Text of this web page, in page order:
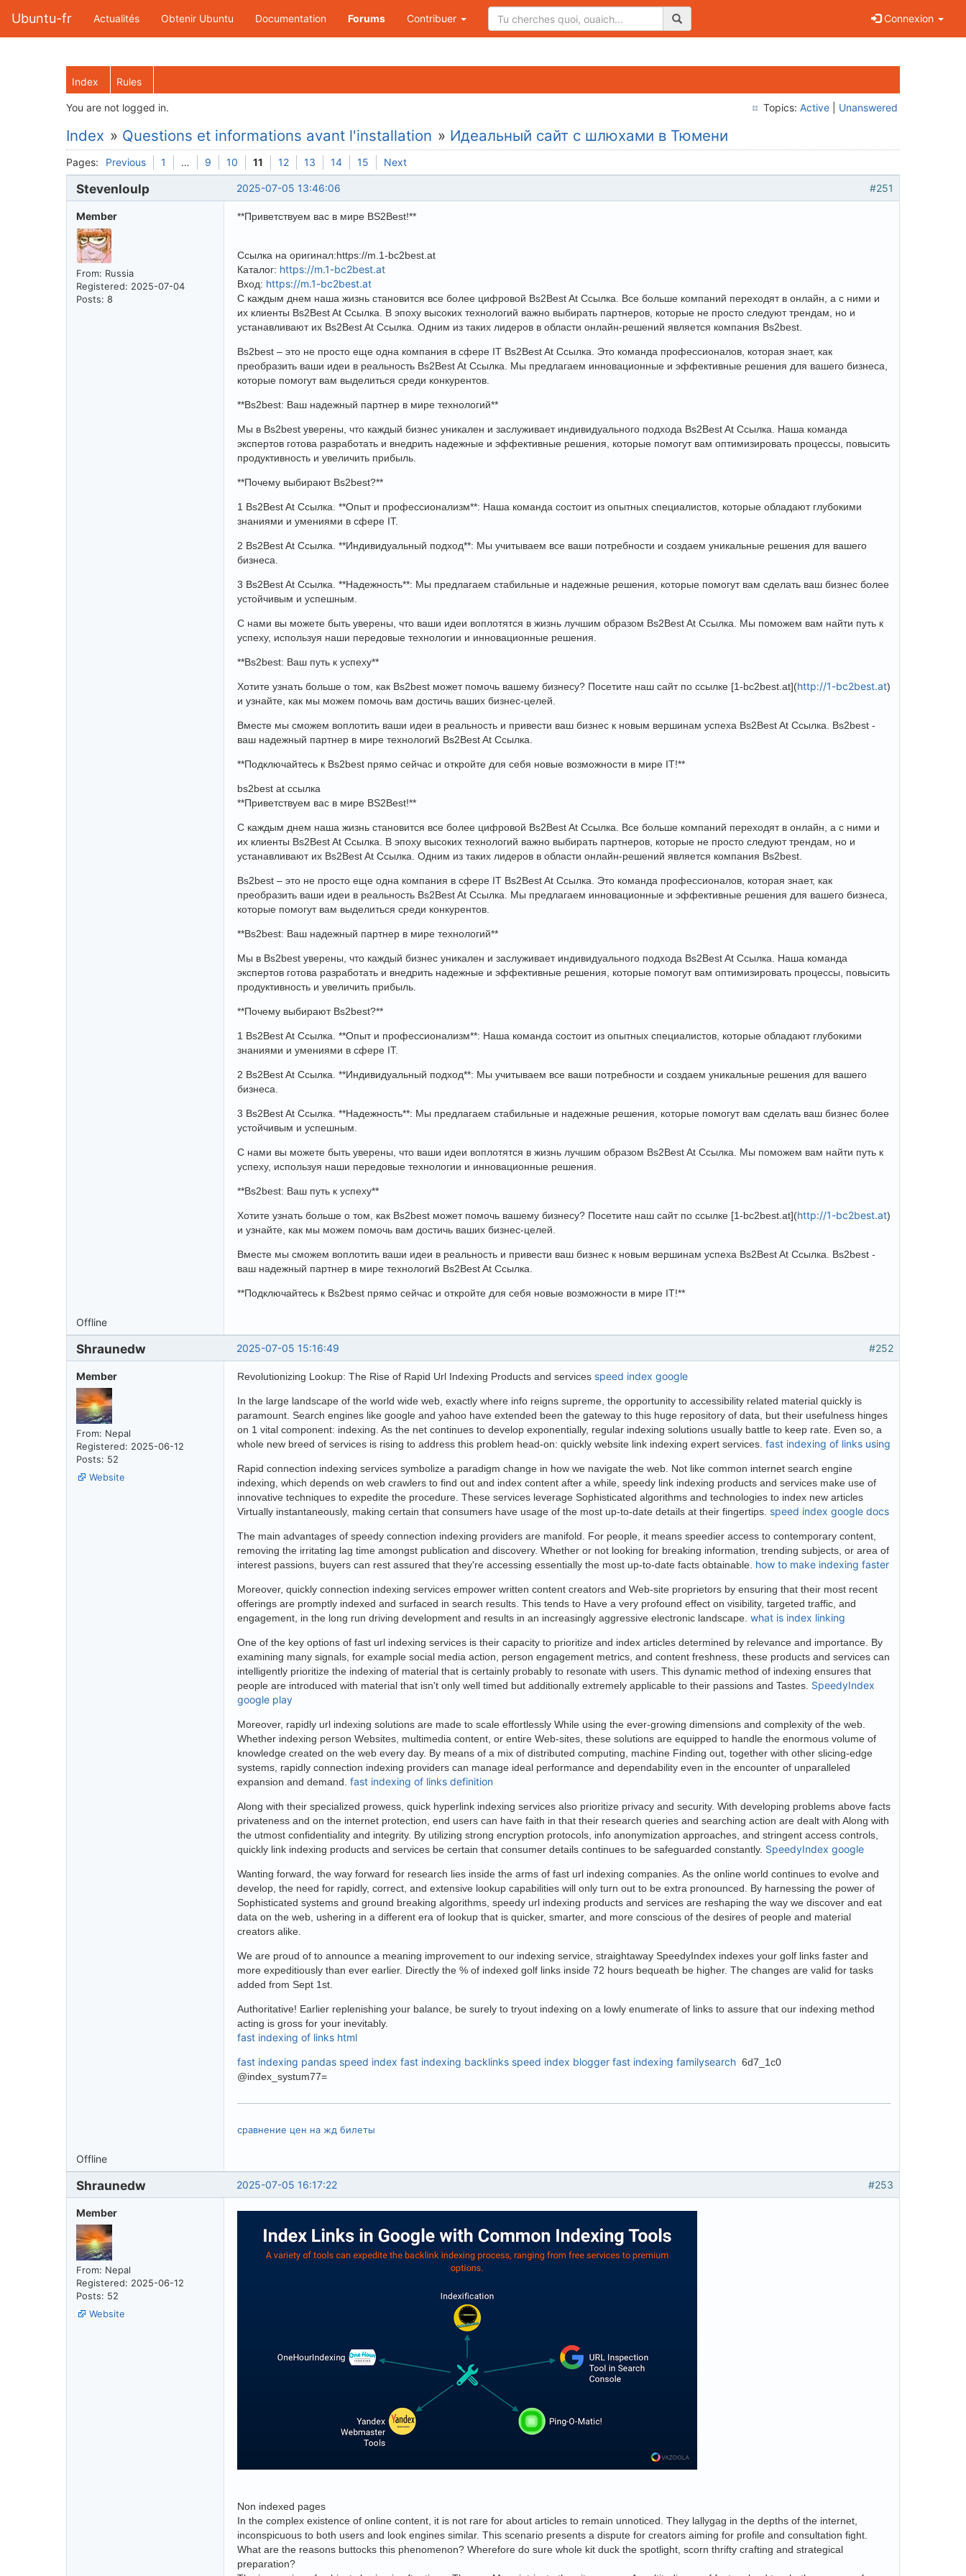
Ubuntu-fr Actualités Obtenir Ubuntu Documentation Forums Contribuer Connexion
Index Rules
You are not logged in. Topics: Active Unanswered
Index » Questions et informations avant l'installation » Идеальный сайт с шлюхами в Тюмени
Pages: Previous 1 … 9 10 11 12 13 14 15 Next
#251
2025-07-05 13:46:06
Stevenloulp
Member
From: Russia
Registered: 2025-07-04
Posts: 8
**Приветствуем вас в мире BS2Best!**
Ссылка на оригинал:https://m.1-bc2best.at
Каталог: https://m.1-bc2best.at
Вход: https://m.1-bc2best.at
С каждым днем наша жизнь становится все более цифровой Bs2Best At Ссылка. Все больше компаний переходят в онлайн, а с ними и
их клиенты Bs2Best At Ссылка. В эпоху высоких технологий важно выбирать партнеров, которые не просто следуют трендам, но и
устанавливают их Bs2Best At Ссылка. Одним из таких лидеров в области онлайн-решений является компания Bs2best.
Bs2best – это не просто еще одна компания в сфере IT Bs2Best At Ссылка. Это команда профессионалов, которая знает, как
преобразить ваши идеи в реальность Bs2Best At Ссылка. Мы предлагаем инновационные и эффективные решения для вашего бизнеса,
которые помогут вам выделиться среди конкурентов.
**Bs2best: Ваш надежный партнер в мире технологий**
Мы в Bs2best уверены, что каждый бизнес уникален и заслуживает индивидуального подхода Bs2Best At Ссылка. Наша команда
экспертов готова разработать и внедрить надежные и эффективные решения, которые помогут вам оптимизировать процессы, повысить
продуктивность и увеличить прибыль.
**Почему выбирают Bs2best?**
1 Bs2Best At Ссылка. **Опыт и профессионализм**: Наша команда состоит из опытных специалистов, которые обладают глубокими
знаниями и умениями в сфере IT.
2 Bs2Best At Ссылка. **Индивидуальный подход**: Мы учитываем все ваши потребности и создаем уникальные решения для вашего
бизнеса.
3 Bs2Best At Ссылка. **Надежность**: Мы предлагаем стабильные и надежные решения, которые помогут вам сделать ваш бизнес более
устойчивым и успешным.
С нами вы можете быть уверены, что ваши идеи воплотятся в жизнь лучшим образом Bs2Best At Ссылка. Мы поможем вам найти путь к
успеху, используя наши передовые технологии и инновационные решения.
**Bs2best: Ваш путь к успеху**
Хотите узнать больше о том, как Bs2best может помочь вашему бизнесу? Посетите наш сайт по ссылке [1-bc2best.at](http://1-bc2best.at)
и узнайте, как мы можем помочь вам достичь ваших бизнес-целей.
Вместе мы сможем воплотить ваши идеи в реальность и привести ваш бизнес к новым вершинам успеха Bs2Best At Ссылка. Bs2best -
ваш надежный партнер в мире технологий Bs2Best At Ссылка.
**Подключайтесь к Bs2best прямо сейчас и откройте для себя новые возможности в мире IT!**
bs2best at ссылка
**Приветствуем вас в мире BS2Best!**
С каждым днем наша жизнь становится все более цифровой Bs2Best At Ссылка. Все больше компаний переходят в онлайн, а с ними и
их клиенты Bs2Best At Ссылка. В эпоху высоких технологий важно выбирать партнеров, которые не просто следуют трендам, но и
устанавливают их Bs2Best At Ссылка. Одним из таких лидеров в области онлайн-решений является компания Bs2best.
Bs2best – это не просто еще одна компания в сфере IT Bs2Best At Ссылка. Это команда профессионалов, которая знает, как
преобразить ваши идеи в реальность Bs2Best At Ссылка. Мы предлагаем инновационные и эффективные решения для вашего бизнеса,
которые помогут вам выделиться среди конкурентов.
**Bs2best: Ваш надежный партнер в мире технологий**
Мы в Bs2best уверены, что каждый бизнес уникален и заслуживает индивидуального подхода Bs2Best At Ссылка. Наша команда
экспертов готова разработать и внедрить надежные и эффективные решения, которые помогут вам оптимизировать процессы, повысить
продуктивность и увеличить прибыль.
**Почему выбирают Bs2best?**
1 Bs2Best At Ссылка. **Опыт и профессионализм**: Наша команда состоит из опытных специалистов, которые обладают глубокими
знаниями и умениями в сфере IT.
2 Bs2Best At Ссылка. **Индивидуальный подход**: Мы учитываем все ваши потребности и создаем уникальные решения для вашего
бизнеса.
3 Bs2Best At Ссылка. **Надежность**: Мы предлагаем стабильные и надежные решения, которые помогут вам сделать ваш бизнес более
устойчивым и успешным.
С нами вы можете быть уверены, что ваши идеи воплотятся в жизнь лучшим образом Bs2Best At Ссылка. Мы поможем вам найти путь к
успеху, используя наши передовые технологии и инновационные решения.
**Bs2best: Ваш путь к успеху**
Хотите узнать больше о том, как Bs2best может помочь вашему бизнесу? Посетите наш сайт по ссылке [1-bc2best.at](http://1-bc2best.at)
и узнайте, как мы можем помочь вам достичь ваших бизнес-целей.
Вместе мы сможем воплотить ваши идеи в реальность и привести ваш бизнес к новым вершинам успеха Bs2Best At Ссылка. Bs2best -
ваш надежный партнер в мире технологий Bs2Best At Ссылка.
**Подключайтесь к Bs2best прямо сейчас и откройте для себя новые возможности в мире IT!**
Offline
#252
2025-07-05 15:16:49
Shraunedw
Member
From: Nepal
Registered: 2025-06-12
Posts: 52
Website
Revolutionizing Lookup: The Rise of Rapid Url Indexing Products and services speed index google
In the large landscape of the world wide web, exactly where info reigns supreme, the opportunity to accessibility related material quickly is
paramount. Search engines like google and yahoo have extended been the gateway to this huge repository of data, but their usefulness hinges
on 1 vital component: indexing. As the net continues to develop exponentially, regular indexing solutions usually battle to keep rate. Even so, a
whole new breed of services is rising to address this problem head-on: quickly website link indexing expert services. fast indexing of links using
Rapid connection indexing services symbolize a paradigm change in how we navigate the web. Not like common internet search engine
indexing, which depends on web crawlers to find out and index content after a while, speedy link indexing products and services make use of
innovative techniques to expedite the procedure. These services leverage Sophisticated algorithms and technologies to index new articles
Virtually instantaneously, making certain that consumers have usage of the most up-to-date details at their fingertips. speed index google docs
The main advantages of speedy connection indexing providers are manifold. For people, it means speedier access to contemporary content,
removing the irritating lag time amongst publication and discovery. Whether or not looking for breaking information, trending subjects, or area of
interest passions, buyers can rest assured that they're accessing essentially the most up-to-date facts obtainable. how to make indexing faster
Moreover, quickly connection indexing services empower written content creators and Web-site proprietors by ensuring that their most recent
offerings are promptly indexed and surfaced in search results. This tends to Have a very profound effect on visibility, targeted traffic, and
engagement, in the long run driving development and results in an increasingly aggressive electronic landscape. what is index linking
One of the key options of fast url indexing services is their capacity to prioritize and index articles determined by relevance and importance. By
examining many signals, for example social media action, person engagement metrics, and content freshness, these products and services can
intelligently prioritize the indexing of material that is certainly probably to resonate with users. This dynamic method of indexing ensures that
people are introduced with material that isn't only well timed but additionally extremely applicable to their passions and Tastes. SpeedyIndex
google play
Moreover, rapidly url indexing solutions are made to scale effortlessly While using the ever-growing dimensions and complexity of the web.
Whether indexing person Websites, multimedia content, or entire Web-sites, these solutions are equipped to handle the enormous volume of
knowledge created on the web every day. By means of a mix of distributed computing, machine Finding out, together with other slicing-edge
systems, rapidly connection indexing providers can manage ideal performance and dependability even in the encounter of unparalleled
expansion and demand. fast indexing of links definition
Along with their specialized prowess, quick hyperlink indexing services also prioritize privacy and security. With developing problems above facts
privateness and on the internet protection, end users can have faith in that their research queries and searching action are dealt with Along with
the utmost confidentiality and integrity. By utilizing strong encryption protocols, info anonymization approaches, and stringent access controls,
quickly link indexing products and services be certain that consumer details continues to be safeguarded constantly. SpeedyIndex google
Wanting forward, the way forward for research lies inside the arms of fast url indexing companies. As the online world continues to evolve and
develop, the need for rapidly, correct, and extensive lookup capabilities will only turn out to be extra pronounced. By harnessing the power of
Sophisticated systems and ground breaking algorithms, speedy url indexing products and services are reshaping the way we discover and eat
data on the web, ushering in a different era of lookup that is quicker, smarter, and more conscious of the desires of people and material
creators alike.
We are proud of to announce a meaning improvement to our indexing service, straightaway SpeedyIndex indexes your golf links faster and
more expeditiously than ever earlier. Directly the % of indexed golf links inside 72 hours bequeath be higher. The changes are valid for tasks
added from Sept 1st.
Authoritative! Earlier replenishing your balance, be surely to tryout indexing on a lowly enumerate of links to assure that our indexing method
acting is gross for your inevitably.
fast indexing of links html
fast indexing pandas speed index fast indexing backlinks speed index blogger fast indexing familysearch 6d7_1c0
@index_systum77=
сравнение цен на жд билеты
Offline
#253
2025-07-05 16:17:22
Shraunedw
Member
From: Nepal
Registered: 2025-06-12
Posts: 52
Website
Non indexed pages
In the complex existence of online content, it is not rare for about articles to remain unnoticed. They lallygag in the depths of the internet,
inconspicuous to both users and look engines similar. This scenario presents a dispute for creators aiming for profile and consultation fight.
What are the reasons buttocks this phenomenon? Wherefore do sure whole kit duck the spotlight, scorn thrifty crafting and strategical
preparation?